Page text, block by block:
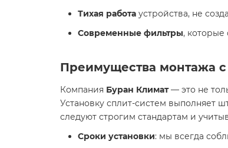
Тихая работа устройства, не
Современные фильтры, которые
Преимущества монтажа
Компания Буран Климат— это не
Установку сплит-систем выполняет
следуют строгим стандартам и
Сроки установки: мы всегда